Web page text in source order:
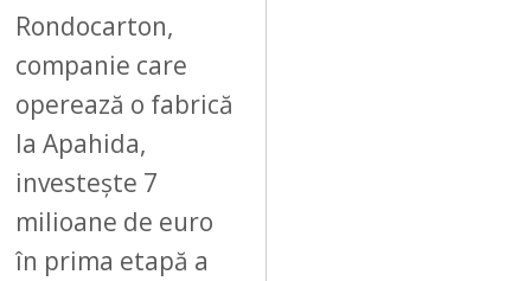
Rondocarton,
companie care
operează o fabrică
la Apahida,
investește 7
milioane de euro
în prima etapă a